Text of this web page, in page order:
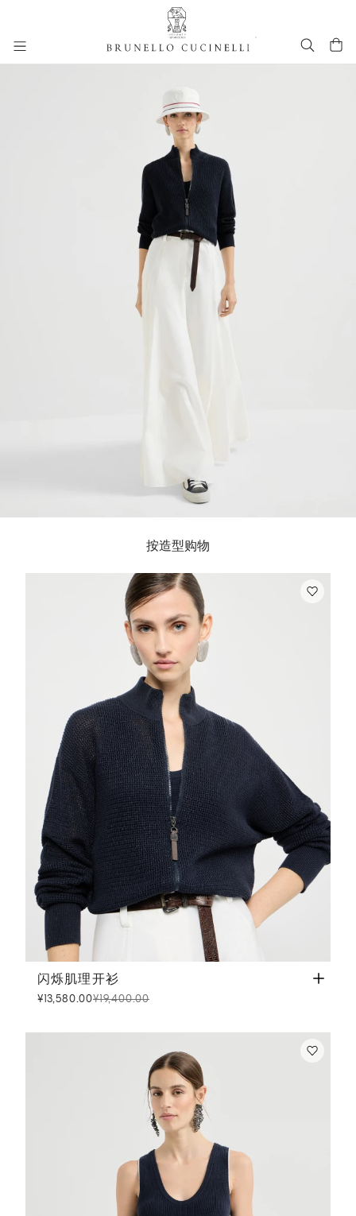
261WOUTFITCS82
按造型购物
闪烁肌理开衫 蓝色
闪烁肌理开衫
¥13,580.00¥19,400.00